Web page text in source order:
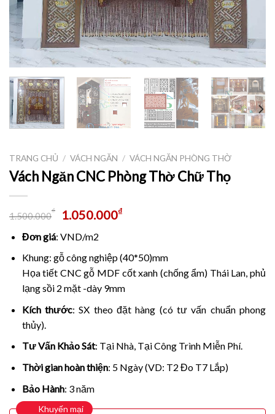
TRANG CHỦ / VÁCH NGĂN / VÁCH NGĂN PHÒNG THỜ
Vách Ngăn CNC Phòng Thờ Chữ Thọ
1.500.000
₫ 1.050.000₫
Đơn giá: VND/m2
Khung: gỗ công nghiệp (40*50)mm
Họa tiết CNC gỗ MDF cốt xanh (chống ẩm) Thái Lan, phủ
lạng sồi 2 mặt -dày 9mm
Kích thước: SX theo đặt hàng (có tư vấn chuẩn phong
thủy).
Tư Vấn Khảo Sát: Tại Nhà, Tại Công Trình Miễn Phí.
Thời gian hoàn thiện: 5 Ngày (VD: T2 Đo T7 Lắp)
Bảo Hành: 3 năm
Khuyến mại